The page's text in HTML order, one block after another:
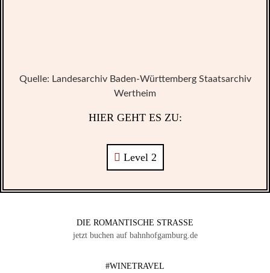
Quelle: Landesarchiv Baden-Württemberg Staatsarchiv
Wertheim
HIER GEHT ES ZU:
Level 2
DIE ROMANTISCHE STRASSE
jetzt buchen auf bahnhofgamburg.de
#WINETRAVEL